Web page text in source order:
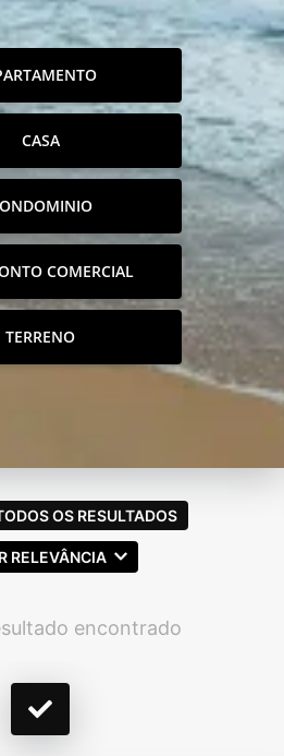
CASA
COMERCIAL
TERRENO
OS RESULTADOS
RELEVÂNCIA
encontrado